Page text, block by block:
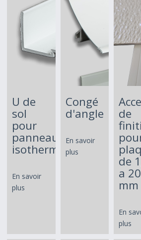
U de
sol
pour
panneaux
isothermes
En savoir
plus
Congé
d'angle
En savoir
plus
de
de
a 20
mm
En
plus